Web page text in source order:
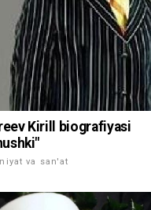
Kirill biografiyasi
va san'at